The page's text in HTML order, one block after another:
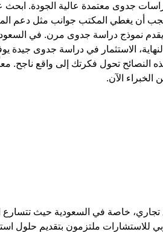
جدوى معتمدة عالية الجودة.
يجب أن يغطي المكتب جوانب مثل دعم
نموذج دراسة جدوى
الاستثمار في دراسة جدوى
النصائح تحول فكرتك إلى واقع
الخبراء الآن.
خاصة في السعودية حيث تتسارع
للاستشارات ملتزمون بتقديم حلول